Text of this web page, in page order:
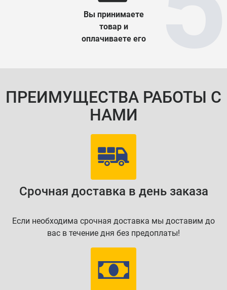
Вы принимаете
товар и
оплачиваете его
ПРЕИМУЩЕСТВА РАБОТЫ С
НАМИ
Срочная доставка в день заказа
Если необходима срочная доставка мы доставим до
вас в течение дня без предоплаты!